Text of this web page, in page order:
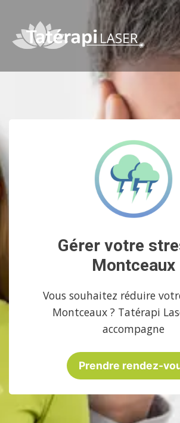
Gérer votre
Montceaux
Vous souhaitez réduire
Montceaux ? Tatérapi
accompagne
Prendre rendez-